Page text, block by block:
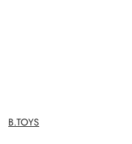
NAZWA
PRODUCENTA:
B.TOYS